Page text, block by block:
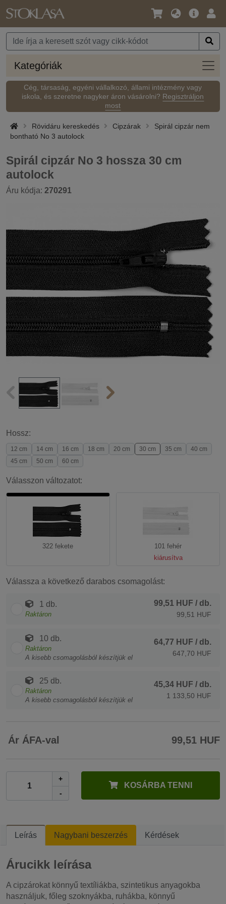
Nyelv
Pénznem
Fő
Kategóriák
Cég, társaság, egyéni vállalkozó, állami intézmény vagy
iskola, és szeretne nagyker áron vásárolni? Regisztráljon
most
Rövidáru kereskedés Cipzárak
Spirál cipzár nem
bontható No 3 autolock
Spirál cipzár No 3 hossza 30 cm
autolock
Áru kódja: 270291
Hossz:
12 cm 14 cm 16 cm 18 cm 20 cm 30 cm 35 cm
40 cm
45 cm
50 cm 60 cm
Válasszon változatot:
322 fekete
101 fehér
kiárusítva
Válassza a következő darabos csomagolást:
1 db.
Raktáron
99,51 HUF / db.
99,51 HUF
10 db.
Raktáron
A kisebb csomagolásból készítjük el
64,77 HUF / db.
647,70 HUF
25 db.
Raktáron
A kisebb csomagolásból készítjük el
45,34 HUF / db.
1 133,50 HUF
Ár ÁFA-val 99,51 HUF
+
-
KOSÁRBA TENNI
Leírás Nagybani beszerzés Kérdések
Árucikk leírása
A cipzárokat könnyű textíliákba, szintetikus anyagokba
használjuk, főleg szoknyákba, ruhákba, könnyű